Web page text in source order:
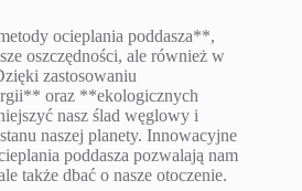
ocieplania poddasza**,
oszczędności, ale również w
zastosowaniu
oraz **ekologicznych
nasz ślad węglowy i
naszej planety. Innowacyjne
poddasza pozwalają nam
także dbać o nasze otoczenie.